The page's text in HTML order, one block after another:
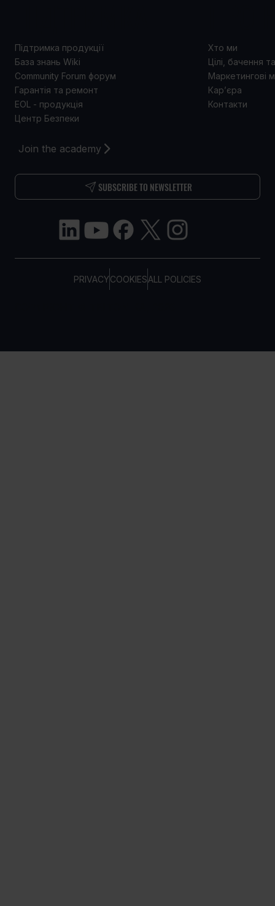
PRIVACYCOOKIESALL POLICIES
Join the academy
SUBSCRIBE TO NEWSLETTER
Підтримка продукції
База знань Wiki
Community Forum форум
Гарантія та ремонт
EOL - продукція
Центр Безпеки
Хто ми
Цілі, бачення
Маркетингові
Кар’єра
Контакти